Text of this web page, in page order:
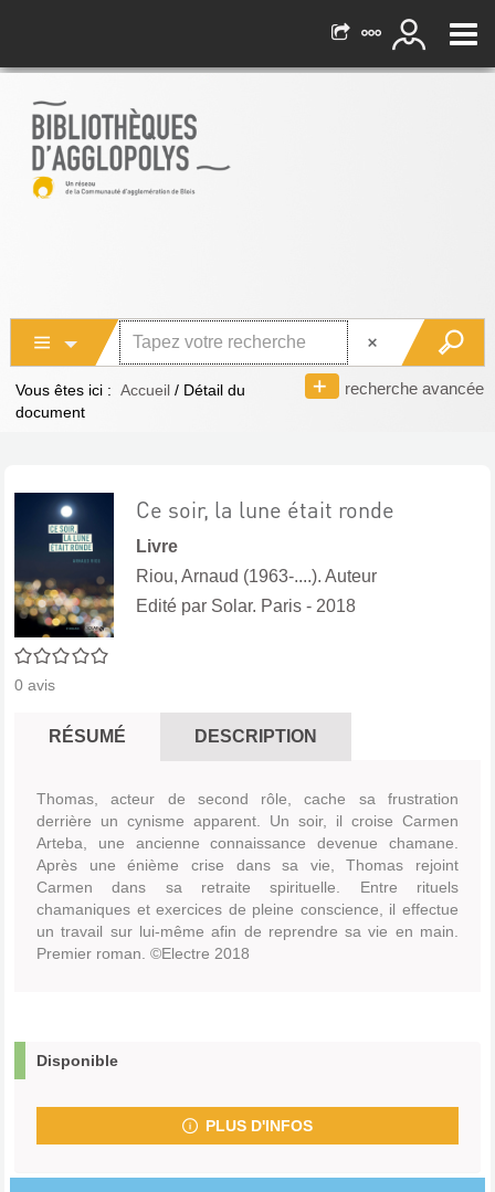
recherche avancée
Vous êtes ici : Accueil / Détail du
document
0/5
0 avis
Ce soir, la lune était ronde
Livre
Riou, Arnaud (1963-....). Auteur
Edité par Solar. Paris - 2018
RÉSUMÉ DESCRIPTION
Thomas, acteur de second rôle, cache sa frustration
derrière un cynisme apparent. Un soir, il croise Carmen
Arteba, une ancienne connaissance devenue chamane.
Après une énième crise dans sa vie, Thomas rejoint
Carmen dans sa retraite spirituelle. Entre rituels
chamaniques et exercices de pleine conscience, il effectue
un travail sur lui-même afin de reprendre sa vie en main.
Premier roman. ©Electre 2018
Disponible
PLUS D'INFOS